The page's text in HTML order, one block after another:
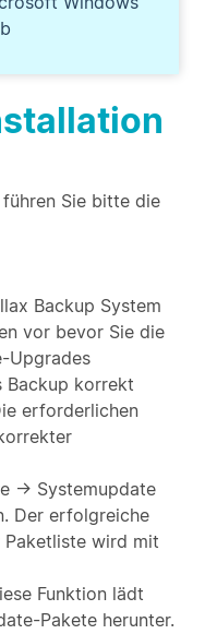
Sie bitte die
Backup System
vor bevor Sie die
Upgrades
Backup korrekt
erforderlichen
→ Systemupdate
Der erfolgreiche
wird mit
Funktion lädt
Pakete herunter.